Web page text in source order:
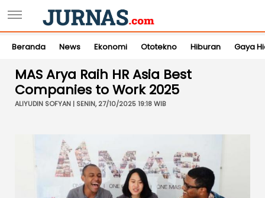
Beranda News Ekonomi Ototekno Hiburan Gaya
MAS Arya Raih HR Asia Best
Companies to Work 2025
ALIYUDIN SOFYAN | SENIN, 27/10/2025 19:18 WIB